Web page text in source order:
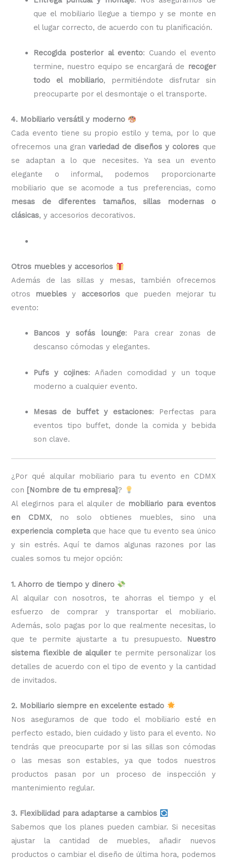
que el mobiliario llegue a tiempo y se monte en
el lugar correcto, de acuerdo con tu planificación.
Recogida posterior al evento: Cuando el evento
termine, nuestro equipo se encargará de recoger
todo el mobiliario, permitiéndote disfrutar sin
preocuparte por el desmontaje o el transporte.
4. Mobiliario versátil y moderno
Cada evento tiene su propio estilo y tema, por lo que
ofrecemos una gran variedad de diseños y colores que
se adaptan a lo que necesites. Ya sea un evento
elegante o informal, podemos proporcionarte
mobiliario que se acomode a tus preferencias, como
mesas de diferentes tamaños,sillas modernas o
clásicas, y accesorios decorativos.
Otros muebles y accesorios
Además de las sillas y mesas, también ofrecemos
otros muebles y accesoriosque pueden mejorar tu
evento:
Bancos y sofás lounge: Para crear zonas de
descanso cómodas y elegantes.
Pufs y cojines: Añaden comodidad y un toque
moderno a cualquier evento.
Mesas de buffet y estaciones: Perfectas para
eventos tipo buffet, donde la comida y bebida
son clave.
¿Por qué alquilar mobiliario para tu evento en CDMX
con [Nombre de tu empresa]?
Al elegirnos para el alquiler de mobiliario para eventos
en CDMX, no solo obtienes muebles, sino una
experiencia completaque hace que tu evento sea único
y sin estrés. Aquí te damos algunas razones por las
cuales somos tu mejor opción:
1. Ahorro de tiempo y dinero
Al alquilar con nosotros, te ahorras el tiempo y el
esfuerzo de comprar y transportar el mobiliario.
Además, solo pagas por lo que realmente necesitas, lo
que te permite ajustarte a tu presupuesto.
Nuestro
sistema flexible de alquilerte permite personalizar los
detalles de acuerdo con el tipo de evento y la cantidad
de invitados.
2. Mobiliario siempre en excelente estado
Nos aseguramos de que todo el mobiliario esté en
perfecto estado, bien cuidado y listo para el evento. No
tendrás que preocuparte por si las sillas son cómodas
o las mesas son estables, ya que todos nuestros
productos pasan por un proceso de inspección y
mantenimiento regular.
3. Flexibilidad para adaptarse a cambios
Sabemos que los planes pueden cambiar. Si necesitas
ajustar la cantidad de muebles, añadir nuevos
productos o cambiar el diseño de última hora, podemos